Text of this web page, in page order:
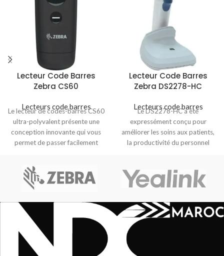
Lecteur Code Barres
Zebra CS60
Lecteurs code barres
Le lecteur de codes-barres CS60
ultra-polyvalent présente une
conception innovante qui vous
permet de passer facilement
Lecteur Code Barres
Zebra DS2278-HC
Lecteurs code barres
Le DS2278-HC a été
expressément conçu pour
améliorer les soins aux patients,
la productivité du personnel